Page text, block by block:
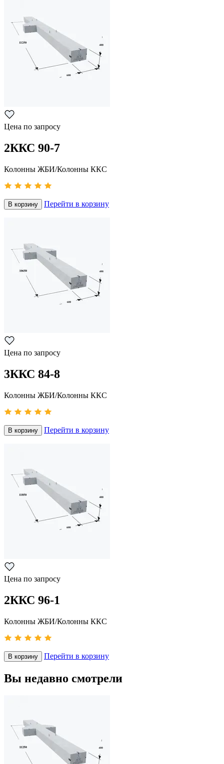
Цена по запросу
2ККС 90-7
Колонны ЖБИ/Колонны ККС
В корзину Перейти в корзину
Цена по запросу
3ККС 84-8
Колонны ЖБИ/Колонны ККС
В корзину Перейти в корзину
Цена по запросу
2ККС 96-1
Колонны ЖБИ/Колонны ККС
В корзину Перейти в корзину
Вы недавно смотрели